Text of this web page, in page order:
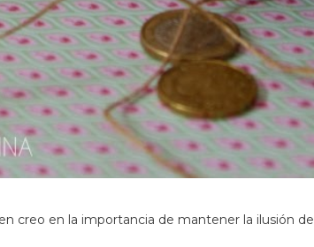
creo en la importancia de mantener la ilusión de